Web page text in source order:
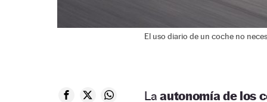
El uso diario de un coche no
Laautonomía de los